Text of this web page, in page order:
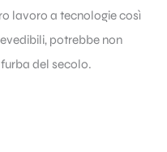
lavoro a tecnologie così
potrebbe non
del secolo.